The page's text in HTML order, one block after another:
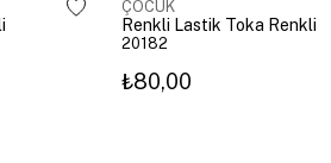
ÇOCUK
Renkli Lastik Toka Renkli
20182
₺80,00